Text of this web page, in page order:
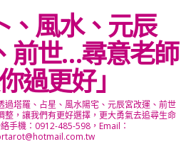
、風水、元辰
前世…尋意老師
過更好」
過塔羅、占星、風水陽宅、元辰宮改運、前世
整，讓我們有更好選擇，更大勇氣去追尋生命
手機：0912-485-598，Email：